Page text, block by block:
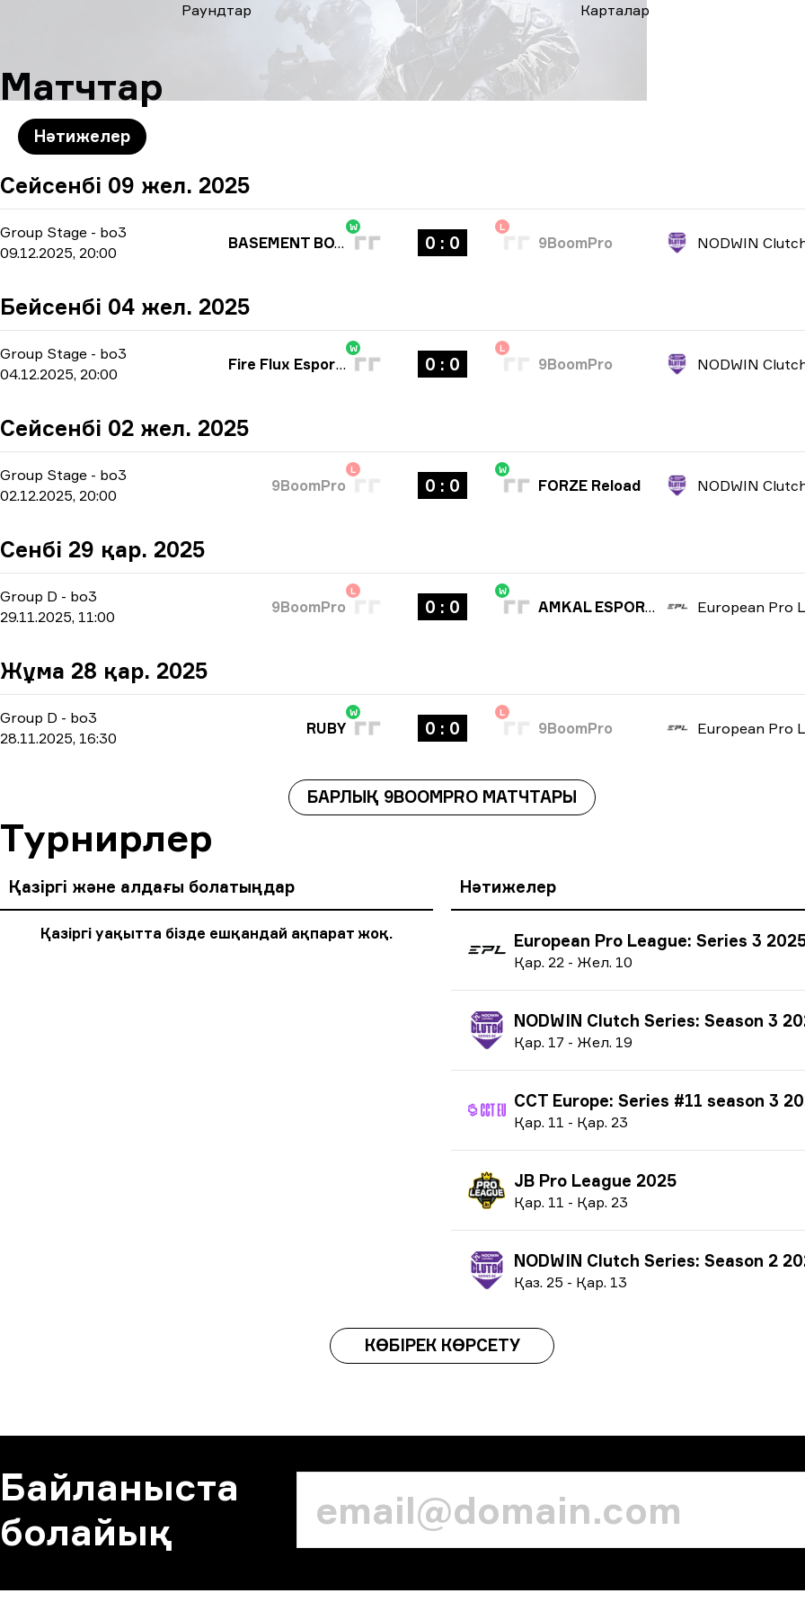
Раундтар Карталар
Матчтар
Нәтижелер
Сейсенбі 09 жел. 2025
Group Stage - bo3
09.12.2025, 20:00
W
BASEMENT BOYS 0 : 0
L
9BoomPro
Бейсенбі 04 жел. 2025
Group Stage - bo3
04.12.2025, 20:00
W
Fire Flux Esports 0 : 0
L
9BoomPro
Сейсенбі 02 жел. 2025
Group Stage - bo3
02.12.2025, 20:00
L
9BoomPro 0 : 0
W
FORZE Reload
Сенбі 29 қар. 2025
Group D - bo3
29.11.2025, 11:00
L
9BoomPro 0 : 0
W
AMKAL ESPORTS
Жұма 28 қар. 2025
Group D - bo3
28.11.2025, 16:30
W
RUBY 0 : 0
L
9BoomPro
БАРЛЫҚ 9BOOMPRO МАТЧТАРЫ
Турнирлер
Қазіргі және алдағы болатыңдар
Қазіргі уақытта бізде ешқандай ақпарат жоқ.
Нәтижелер
European Pro League: Series 3
Қар. 22 - Жел. 10
NODWIN Clutch Series: Season 3
Қар. 17 - Жел. 19
CCT Europe: Series #11 season 3
Қар. 11 - Қар. 23
JB Pro League 2025
Қар. 11 - Қар. 23
NODWIN Clutch Series: Season 2
Қаз. 25 - Қар. 13
КӨБІРЕК КӨРСЕТУ
Байланыста
болайық